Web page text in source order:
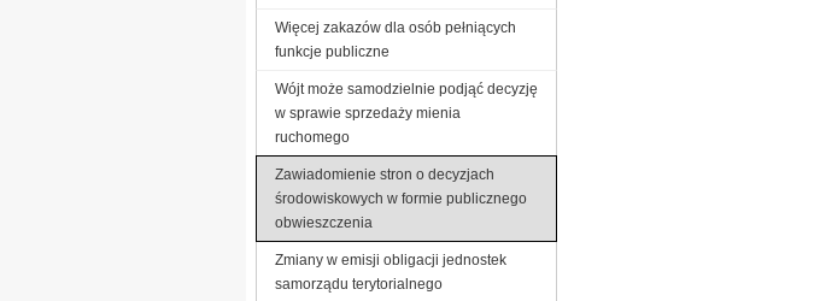
Więcej zakazów dla osób pełniących
funkcje publiczne
Wójt może samodzielnie podjąć decyzję
w sprawie sprzedaży mienia
ruchomego
Zawiadomienie stron o decyzjach
środowiskowych w formie publicznego
obwieszczenia
Zmiany w emisji obligacji jednostek
samorządu terytorialnego